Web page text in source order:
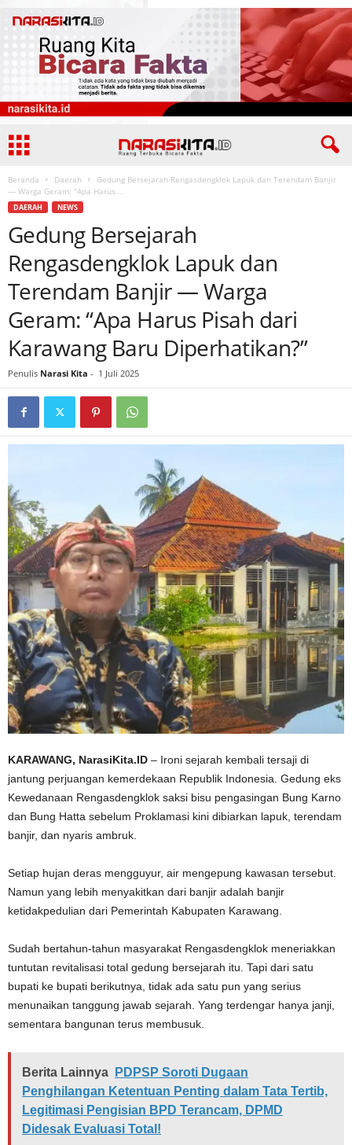
Beranda Daerah
Gedung Bersejarah Rengasdengklok Lapuk dan Terendam Banjir
— Warga Geram: “Apa Harus...
DAERAH NEWS
Gedung Bersejarah
Rengasdengklok Lapuk dan
Terendam Banjir — Warga
Geram: “Apa Harus Pisah dari
Karawang Baru Diperhatikan?”
Penulis Narasi Kita - 1 Juli 2025
KARAWANG, NarasiKita.ID – Ironi sejarah kembali tersaji di
jantung perjuangan kemerdekaan Republik Indonesia. Gedung eks
Kewedanaan Rengasdengklok saksi bisu pengasingan Bung Karno
dan Bung Hatta sebelum Proklamasi kini dibiarkan lapuk, terendam
banjir, dan nyaris ambruk.
Setiap hujan deras mengguyur, air mengepung kawasan tersebut.
Namun yang lebih menyakitkan dari banjir adalah banjir
ketidakpedulian dari Pemerintah Kabupaten Karawang.
Sudah bertahun-tahun masyarakat Rengasdengklok meneriakkan
tuntutan revitalisasi total gedung bersejarah itu. Tapi dari satu
bupati ke bupati berikutnya, tidak ada satu pun yang serius
menunaikan tanggung jawab sejarah. Yang terdengar hanya janji,
sementara bangunan terus membusuk.
Berita Lainnya
PDPSP Soroti Dugaan
Penghilangan Ketentuan Penting dalam Tata Tertib,
Legitimasi Pengisian BPD Terancam, DPMD
Didesak Evaluasi Total!